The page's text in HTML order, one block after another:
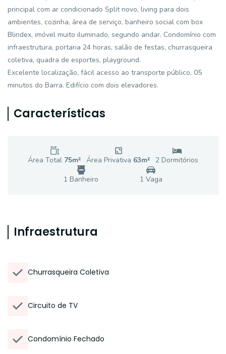
principal com ar condicionado Split novo, living para dois
ambientes, cozinha, área de serviço, banheiro social com box
Blindex, imóvel muito iluminado, segundo andar. Condomínio com
infraestrutura, portaria 24 horas, salão de festas, churrasqueira
coletiva, quadra de esportes, playground.
Excelente localização, fácil acesso ao transporte público, 05
minutos do Barra. Edifício com dois elevadores.
Características
Área Total 75m² Área Privativa 63m² 2 Dormitórios
1 Banheiro 1 Vaga
Infraestrutura
Churrasqueira Coletiva
Circuito de TV
Condomínio Fechado